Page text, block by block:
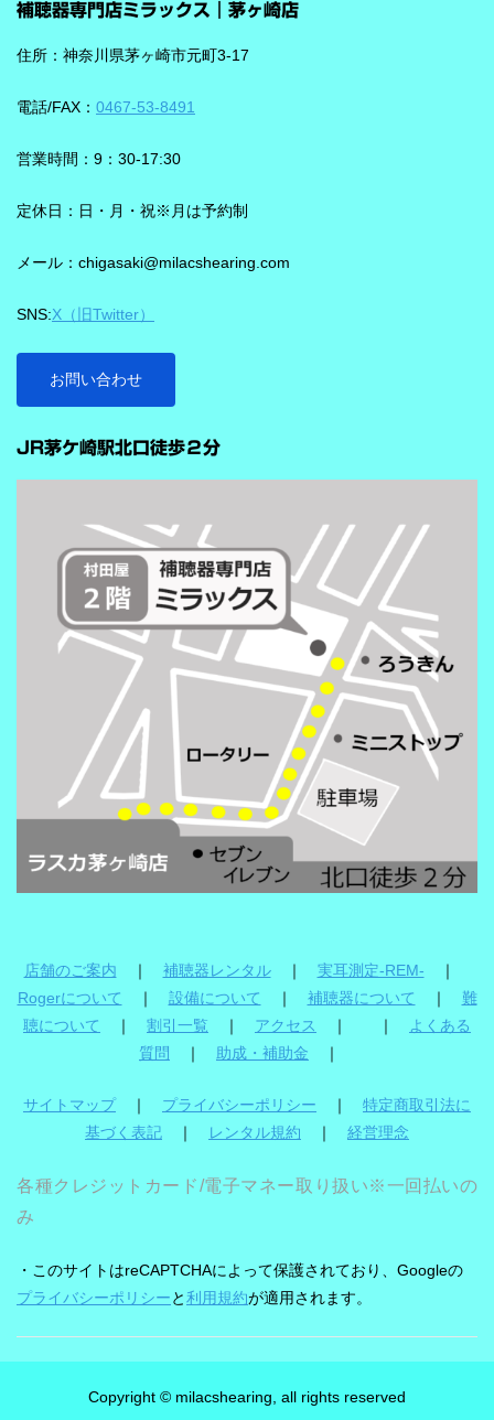
音が同時に耳に入ってきます。 ビビアは、そうした場面で必要な
ことばと不要な雑音のコントラストをつくる方向で働くことが特
やすくする設計と考えると理解しやすいです。 DNNチップで、騒
Neural Network）チップが搭載されています。 このDNNチップは
を支える役割を担うと説明されています。 さらに、このチップが
作し、1日あたり4.9兆回の演算を行うとされています。 「インテ
ビビアの注目機能の一つが「インテリジェンス フォーカス」で
す。 この機能は話し声と雑音を自動で識別し、雑音とのコントラ
ストをつけることで、より聞き取りを助ける会話学習を利用した
雑音抑制機能です。※9クラスのみ搭載 重要なのは、この機能
が“周囲の音を全部
し、7クラスならデータを192,000個収集するから、騒音下での言
葉の聞き取りが25％アップ！ 会話が聞き取りにくい環境であ
ズ」ならより聞き取りやすくしてくれます。 デモ動画で確認 🔽ス
もロックオン機能を使えば、言葉の聞き取りが25％アップ！
補聴器専門店ミラックス｜茅ヶ崎店
住所：神奈川県茅ヶ崎市元町3-17
電話/FAX： 0467-53-8491
営業時間：9：30-17:30
定休日：日・月・祝※月は予約制
メール：chigasaki@milacshearing.com
SNS:X（旧Twitter）
お問い合わせ
JR茅ケ崎駅北口徒歩２分
店舗のご案内 ｜ 補聴器レンタル｜ 実耳測定-REM- ｜
Rogerについて ｜ 設備について ｜ 補聴器について ｜ 難
聴について
｜ 割引一覧 ｜ アクセス ｜ ｜
よくある
質問
｜ 助成・補助金 ｜
サイトマップ｜ プライバシーポリシー ｜ 特定商取引法に
基づく表記 ｜ レンタル規約 ｜ 経営理念
各種クレジットカード/電子マネー取り扱い※一回払いの
み
・このサイトはreCAPTCHAによって保護されており、Googleの
プライバシーポリシーと利用規約が適用されます。
Copyright © milacshearing, all rights reserved